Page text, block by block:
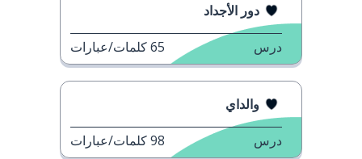
دور الأجداد
درس 65كلمات/عبارات
والداي
درس 98كلمات/عبارات